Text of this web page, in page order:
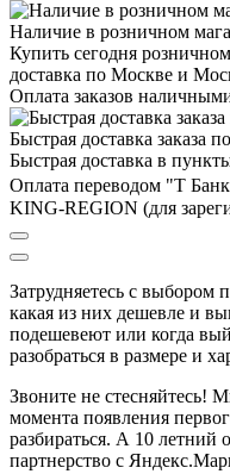
Наличие в розничном
Купить сегодня
доставка по Москве и
Оплата заказов
Быстрая доставка заказа
Быстрая доставка в
Оплата переводом "Т
KING-REGION (для
Затрудняетесь с выбором
какая из них дешевле и
подешевеют или когда
разобраться в размере и
Звоните не стесняйтесь!
момента появления
разбираться. А 10 летний
партнерство с